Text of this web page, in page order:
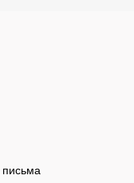
письма